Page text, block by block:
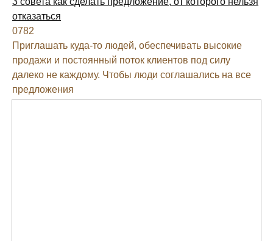
отказаться
0782
Приглашать куда-то людей, обеспечивать высокие
продажи и постоянный поток клиентов под силу
далеко не каждому. Чтобы люди соглашались на все
предложения